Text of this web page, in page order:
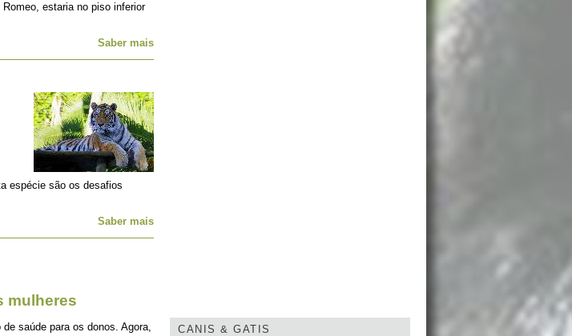
estaria no piso inferior
Saber mais
espécie são os desafios
Saber mais
mulheres
saúde para os donos. Agora,
CANIS & GATIS